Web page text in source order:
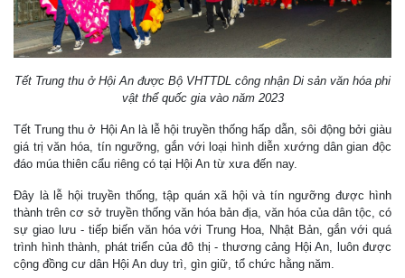
Tết Trung thu ở Hội An được Bộ VHTTDL công nhận Di sản văn hóa phi
vật thể quốc gia vào năm 2023
Tết Trung thu ở Hội An là lễ hội truyền thống hấp dẫn, sôi động bởi giàu
giá trị văn hóa, tín ngưỡng, gắn với loại hình diễn xướng dân gian độc
đáo múa thiên cẩu riêng có tại Hội An từ xưa đến nay.
Đây là lễ hội truyền thống, tập quán xã hội và tín ngưỡng được hình
thành trên cơ sở truyền thống văn hóa bản địa, văn hóa của dân tộc, có
sự giao lưu - tiếp biến văn hóa với Trung Hoa, Nhật Bản, gắn với quá
trình hình thành, phát triển của đô thị - thương cảng Hội An, luôn được
cộng đồng cư dân Hội An duy trì, gìn giữ, tổ chức hằng năm.